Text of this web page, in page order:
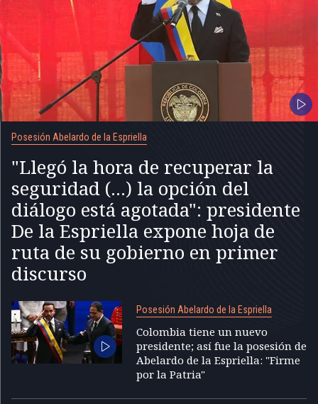
Posesión Abelardo de la Espriella
"Llegó la hora de recuperar la
seguridad (...) la opción del
diálogo está agotada": presidente
De la Espriella expone hoja de
ruta de su gobierno en primer
discurso
Posesión Abelardo de la Espriella
Colombia tiene un nuevo
presidente; así fue la posesión de
Abelardo de la Espriella: "Firme
por la Patria"